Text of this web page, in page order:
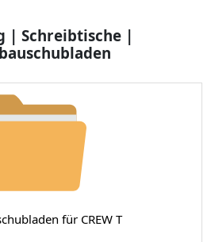
| Schreibtische |
für CREW T